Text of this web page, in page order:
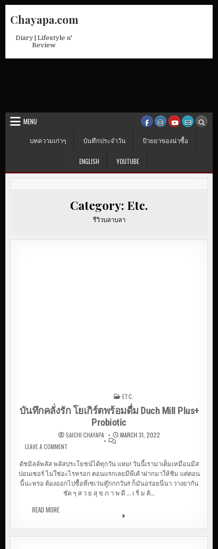
Chayapa.com
Diary | Lifestyle n'
Review
MENU
บทความเก่าๆ
บันทึกประจำวัน ป้ายยาของน่าซื้อ
ENGLISH YOUTUBE
Category: Etc.
รีวิวบลาบลา
ETC.
บันทึกคลั่งรัก โยเกิร์ตพร้อมดื่ม Duch Mill Plus+
Probiotic
SAICHI CHAYAPA
MARCH 31, 2022
LEAVE A COMMENTON บันทึกคลั่งรัก โยเกิร์ตพร้อมดื่ม DUCH MILL PLUS+
ดัชมิลล์พลัส พลัสประโยชน์ได้ทุกวัน แหม! วันนี้เรามาเต็มเหมือนมีส
ปอนเซอร์ ไม่ใช่อะไรหรอก ตอนแรกเลยมีพี่เค้าฝากมาให้ชิม แต่ตอน
นี้น่ะหรอ ต้องออกไปซื้อที่เซเว่นทู๊กกกวัน!! ก็มันอร่อยนี่นา วางยากัน
ชัด ๆ ส ว ย สุ ข ภ า พ ดี … เ ริ่ ม ต้…
READ MOREบันทึกคลั่งรัก โยเกิร์ตพร้อมดื่ม DUCH MILL PLUS+